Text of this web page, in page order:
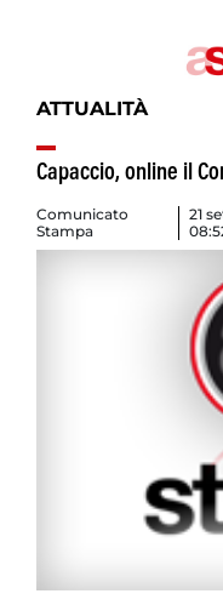
ATTUALITÀ
Capaccio, online il
Comunicato
Stampa
21